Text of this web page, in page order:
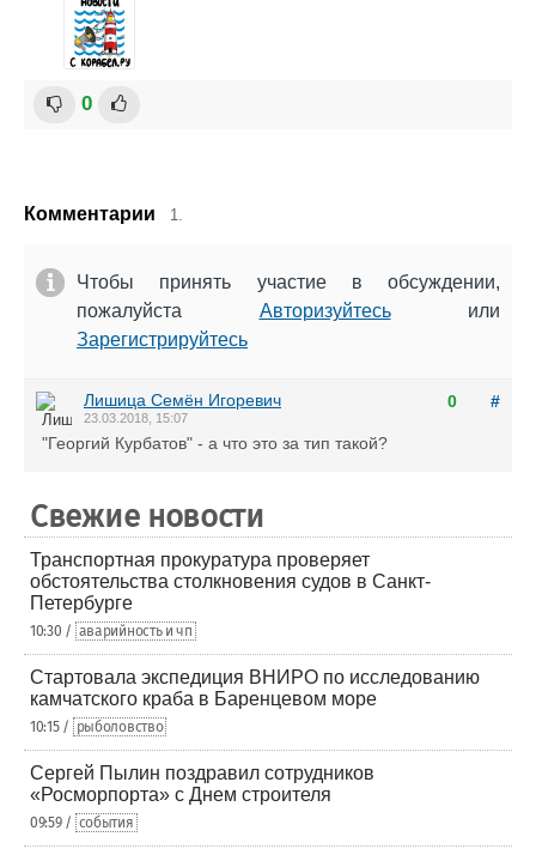
0
Комментарии 1.
Чтобы принять участие в обсуждении,
пожалуйста Авторизуйтесьили
Зарегистрируйтесь
0 #
Лишица Семён Игоревич
23.03.2018, 15:07
"Георгий Курбатов" - а что это за тип такой?
Свежие новости
Транспортная прокуратура проверяет
обстоятельства столкновения судов в Санкт-
Петербурге
10:30 / аварийность и чп
Стартовала экспедиция ВНИРО по исследованию
камчатского краба в Баренцевом море
10:15 / рыболовство
Сергей Пылин поздравил сотрудников
«Росморпорта» с Днем строителя
09:59 / события